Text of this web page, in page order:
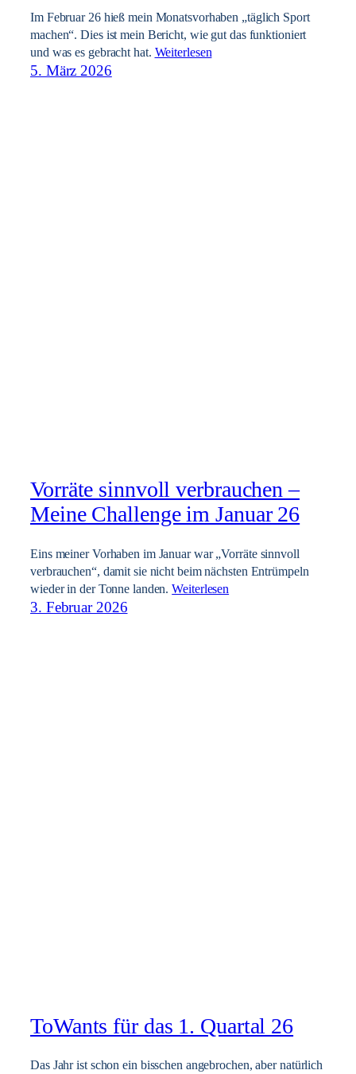
Im Februar 26 hieß mein Monatsvorhaben „täglich Sport
machen“. Dies ist mein Bericht, wie gut das funktioniert
und was es gebracht hat. Weiterlesen
5. März 2026
Vorräte sinnvoll verbrauchen –
Meine Challenge im Januar 26
Eins meiner Vorhaben im Januar war „Vorräte sinnvoll
verbrauchen“, damit sie nicht beim nächsten Entrümpeln
wieder in der Tonne landen.Weiterlesen
3. Februar 2026
ToWants für das 1. Quartal 26
Das Jahr ist schon ein bisschen angebrochen, aber natürlich